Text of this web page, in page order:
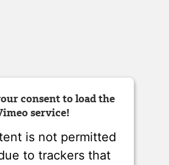
consent to load the
service!
is not permitted
to trackers that